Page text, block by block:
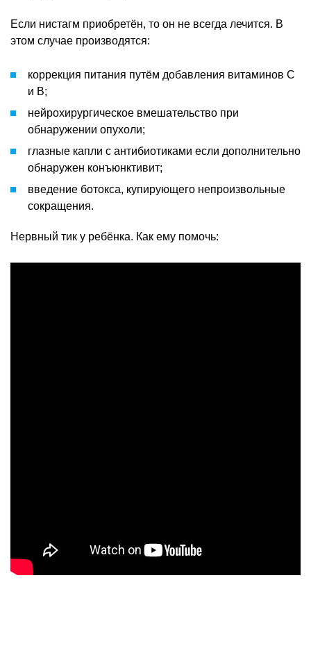
Если нистагм приобретён, то он не всегда лечится. В
этом случае производятся:
коррекция питания путём добавления витаминов С
и В;
нейрохирургическое вмешательство при
обнаружении опухоли;
глазные капли с антибиотиками если дополнительно
обнаружен конъюнктивит;
введение ботокса, купирующего непроизвольные
сокращения.
Нервный тик у ребёнка. Как ему помочь: